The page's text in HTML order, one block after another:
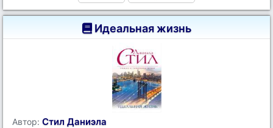
Идеальная жизнь
Автор: Стил Даниэла